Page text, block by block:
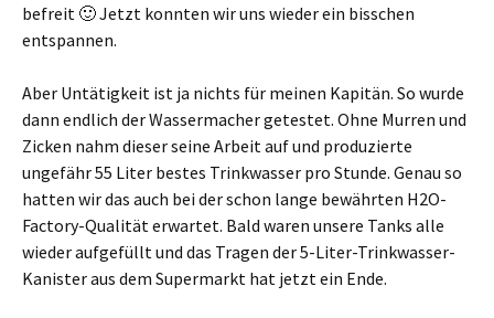
befreit 🙂 Jetzt konnten wir uns wieder ein bisschen
entspannen.
Aber Untätigkeit ist ja nichts für meinen Kapitän. So wurde
dann endlich der Wassermacher getestet. Ohne Murren und
Zicken nahm dieser seine Arbeit auf und produzierte
ungefähr 55 Liter bestes Trinkwasser pro Stunde. Genau so
hatten wir das auch bei der schon lange bewährten H2O-
Factory-Qualität erwartet. Bald waren unsere Tanks alle
wieder aufgefüllt und das Tragen der 5-Liter-Trinkwasser-
Kanister aus dem Supermarkt hat jetzt ein Ende.